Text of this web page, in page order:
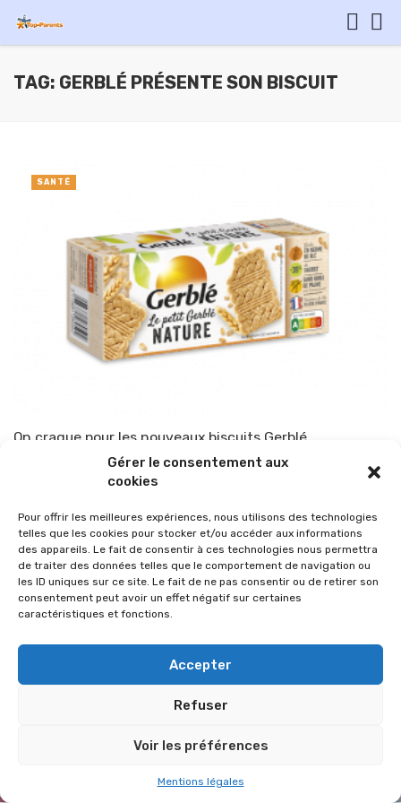
Gérer le consentement aux
cookies
Pour offrir les meilleures expériences, nous utilisons des technologies
telles que les cookies pour stocker et/ou accéder aux informations
des appareils. Le fait de consentir à ces technologies nous permettra
de traiter des données telles que le comportement de navigation ou
les ID uniques sur ce site. Le fait de ne pas consentir ou de retirer son
consentement peut avoir un effet négatif sur certaines
caractéristiques et fonctions.
Accepter
Refuser
Voir les préférences
Mentions légales
TAG: GERBLÉ PRÉSENTE SON BISCUIT
On craque pour les nouveaux biscuits Gerblé
TOP-PARENTS 21 septembre 2022
SANTÉ
MENTIONS LÉGALES